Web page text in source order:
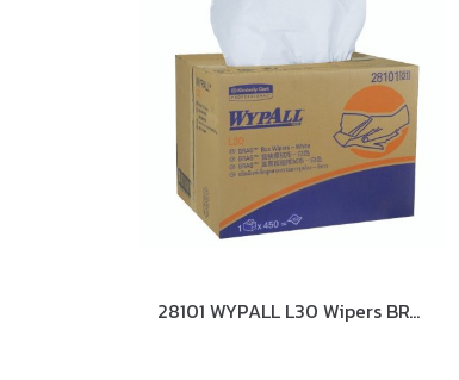
28101 WYPALL L30 Wipers BRAG Box Wipers